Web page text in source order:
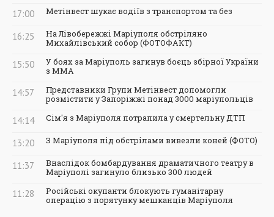
17:00 Метінвест шукає водіїв з транспортом та без
16:25
На Лівобережжі Маріуполя обстріляно
Михайлівський собор (ФОТОФАКТ)
15:50
У боях за Маріуполь загинув боєць збірної України
з ММА
14:57
Представники Групи Метінвест допомогли
розмістити у Запоріжжі понад 3000 маріупольців
14:14 Сім'я з Маріуполя потрапила у смертельну ДТП
13:20 З Маріуполя під обстрілами вивезли коней (ФОТО)
11:37
Внаслідок бомбардування драматичного театру в
Маріуполі загинуло близько 300 людей
11:28
Російські окупанти блокують гуманітарну
операцію з порятунку мешканців Маріуполя